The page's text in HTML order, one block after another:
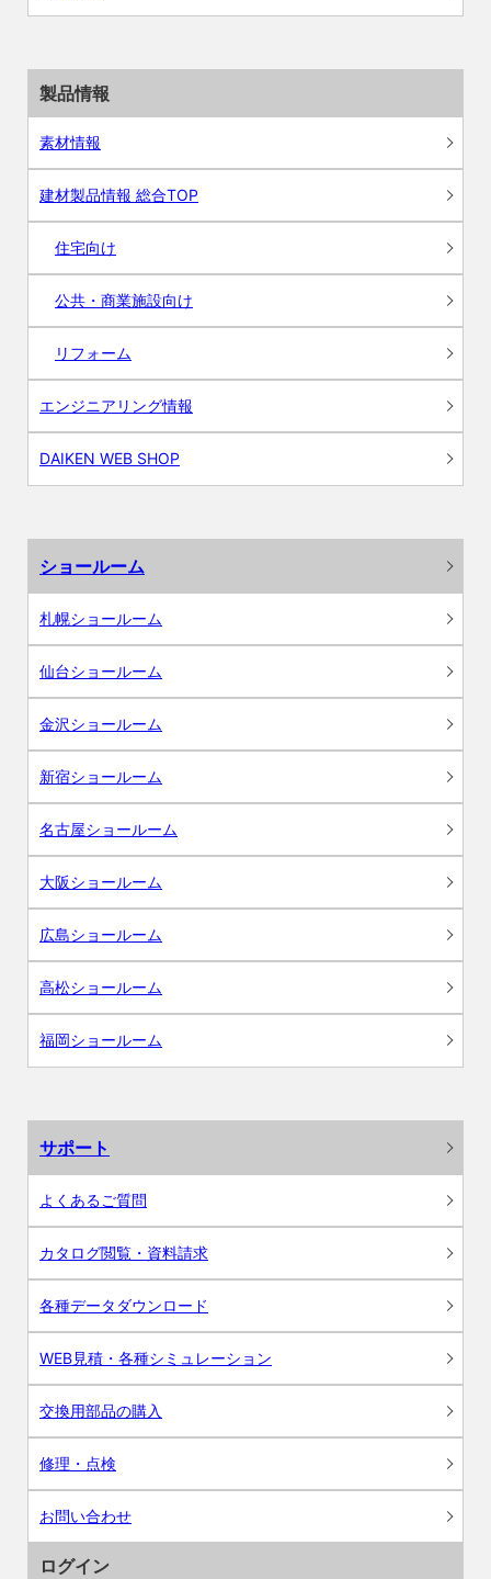
製品情報
素材情報
建材製品情報 総合TOP
住宅向け
公共・商業施設向け
リフォーム
エンジニアリング情報
DAIKEN WEB SHOP
ショールーム
札幌ショールーム
仙台ショールーム
金沢ショールーム
新宿ショールーム
名古屋ショールーム
大阪ショールーム
広島ショールーム
高松ショールーム
福岡ショールーム
サポート
よくあるご質問
カタログ閲覧・資料請求
各種データダウンロード
WEB見積・各種シミュレーション
交換用部品の購入
修理・点検
お問い合わせ
ログイン